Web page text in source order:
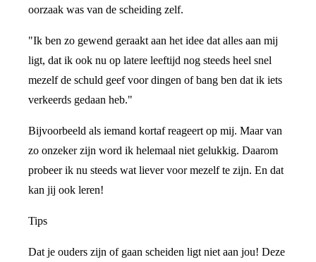
oorzaak was van de scheiding zelf.
"Ik ben zo gewend geraakt aan het idee dat alles aan mij
ligt, dat ik ook nu op latere leeftijd nog steeds heel snel
mezelf de schuld geef voor dingen of bang ben dat ik iets
verkeerds gedaan heb."
Bijvoorbeeld als iemand kortaf reageert op mij. Maar van
zo onzeker zijn word ik helemaal niet gelukkig. Daarom
probeer ik nu steeds wat liever voor mezelf te zijn. En dat
kan jij ook leren!
Tips
Dat je ouders zijn of gaan scheiden ligt niet aan jou! Deze